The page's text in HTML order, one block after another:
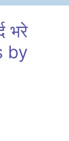
भरे
by